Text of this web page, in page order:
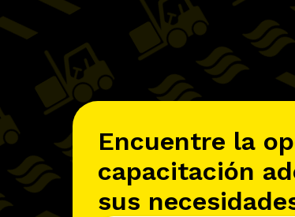
Encuentre la
capacitación
sus